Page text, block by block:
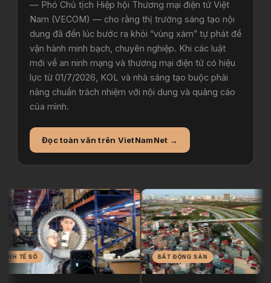
— Phó Chủ tịch Hiệp hội Thương mại điện tử Việt
Nam (VECOM) — cho rằng thị trường sáng tạo nội
dung đã đến lúc bước ra khỏi “vùng xám” tự phát để
vận hành minh bạch, chuyên nghiệp. Khi các luật
mới về an ninh mạng và thương mại điện tử có hiệu
lực từ 01/7/2026, KOL và nhà sáng tạo buộc phải
nâng chuẩn trách nhiệm với nội dung và quảng cáo
của mình.
Đọc toàn văn trên VietNamNet →
SỐ BẤT ĐỘNG SẢN